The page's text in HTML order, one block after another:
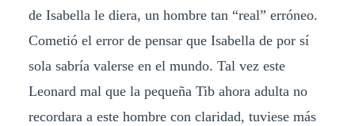
de Isabella le diera, un hombre tan “real” erróneo.
Cometió el error de pensar que Isabella de por sí
sola sabría valerse en el mundo. Tal vez este
Leonard mal que la pequeña Tib ahora adulta no
recordara a este hombre con claridad, tuviese más